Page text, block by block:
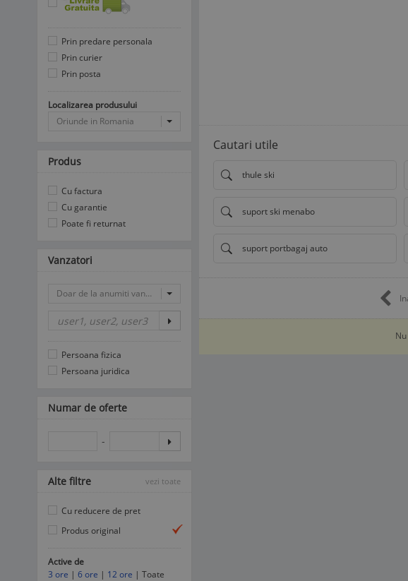
Cautari utile
thule ski
suport ski menabo
suport portbagaj auto
Prin predare personala
Prin curier
Prin posta
Localizarea produsului
Oriunde in Romania
Produs
Cu factura
Cu garantie
Poate fi returnat
Vanzatori
Doar de la anumiti vanzatori
Persoana fizica
Persoana juridica
Numar de oferte
-
Alte filtre vezi toate
Cu reducere de pret
Produs original
Active de
3 ore | 6 ore | 12 ore | Toate